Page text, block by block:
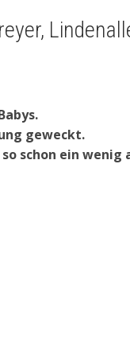
geweckt.
schon ein wenig